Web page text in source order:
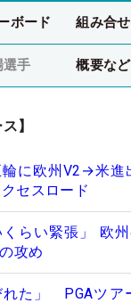
ボード 組み合せ
選手 概要など
】
輪に欧州V2→米
セスロード
くらい緊張」 欧
攻め
れた」 PGAツア